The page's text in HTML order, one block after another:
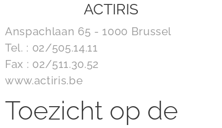
ACTIRIS
Anspachlaan 65 - 1000 Brussel
Tel. : 02/505.14.11
Fax : 02/511.30.52
www.actiris.be
Toezicht op de